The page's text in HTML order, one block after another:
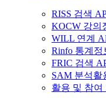
RISS 검색
KOCW 강의
WILL 연계
Rinfo 통계정
FRIC 검색
SAM 분석활
활용 및 참여